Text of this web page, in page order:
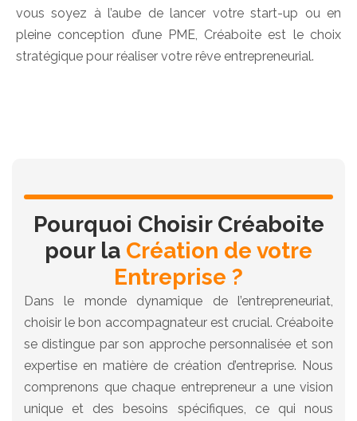
vous soyez à l’aube de lancer votre start-up ou en
pleine conception d’une PME, Créaboite est le choix
stratégique pour réaliser votre rêve entrepreneurial.
Pourquoi Choisir Créaboite
pour la Création de votre
Entreprise ?
Dans le monde dynamique de l’entrepreneuriat,
choisir le bon accompagnateur est crucial. Créaboite
se distingue par son approche personnalisée et son
expertise en matière de création d’entreprise. Nous
comprenons que chaque entrepreneur a une vision
unique et des besoins spécifiques, ce qui nous